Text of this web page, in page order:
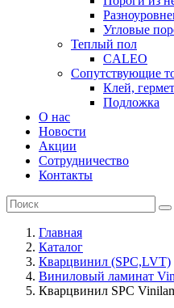
Угловые
Теплый пол
CALEO
Сопутствующие
Клей,
Подложка
О нас
Новости
Акции
Сотрудничество
Контакты
Главная
Каталог
Кварцвинил (SPC,LVT)
Виниловый ламинат
Кварцвинил SPC